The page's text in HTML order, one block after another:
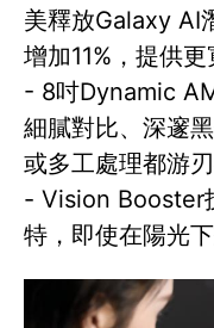
美釋放Galaxy AI
增加11%，提供更
- 8吋Dynamic
細膩對比、深邃
或多工處理都游刃
- Vision Booster
特，即使在陽光